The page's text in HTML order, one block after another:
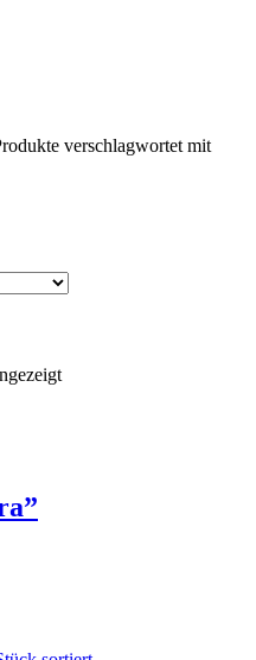
verschlagwortet mit
Nach